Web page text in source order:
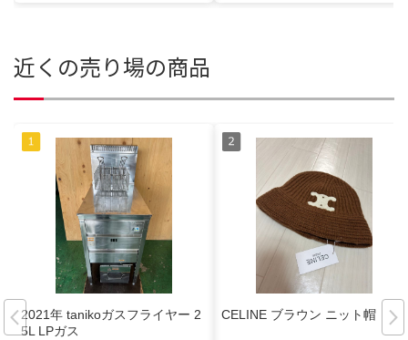
近くの売り場の商品
2021年 tanikoガスフライヤー 2
5L LPガス
CELINE ブラウン ニット帽